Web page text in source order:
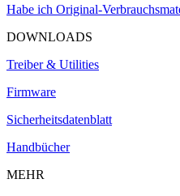
Habe ich Original-
DOWNLOADS
Treiber & Utilities
Firmware
Sicherheitsdatenblatt
Handbücher
MEHR